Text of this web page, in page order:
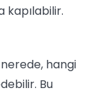
kapılabilir.
hangi
Bu